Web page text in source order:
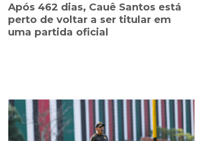
Após 462 dias, Cauê Santos está
perto de voltar a ser titular em
uma partida oficial